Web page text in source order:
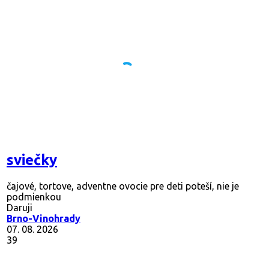
sviečky
čajové, tortove, adventne ovocie pre deti poteší, nie je
podmienkou
Daruji
Brno-Vinohrady
07. 08. 2026
39